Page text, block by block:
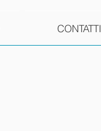
CONTATTI